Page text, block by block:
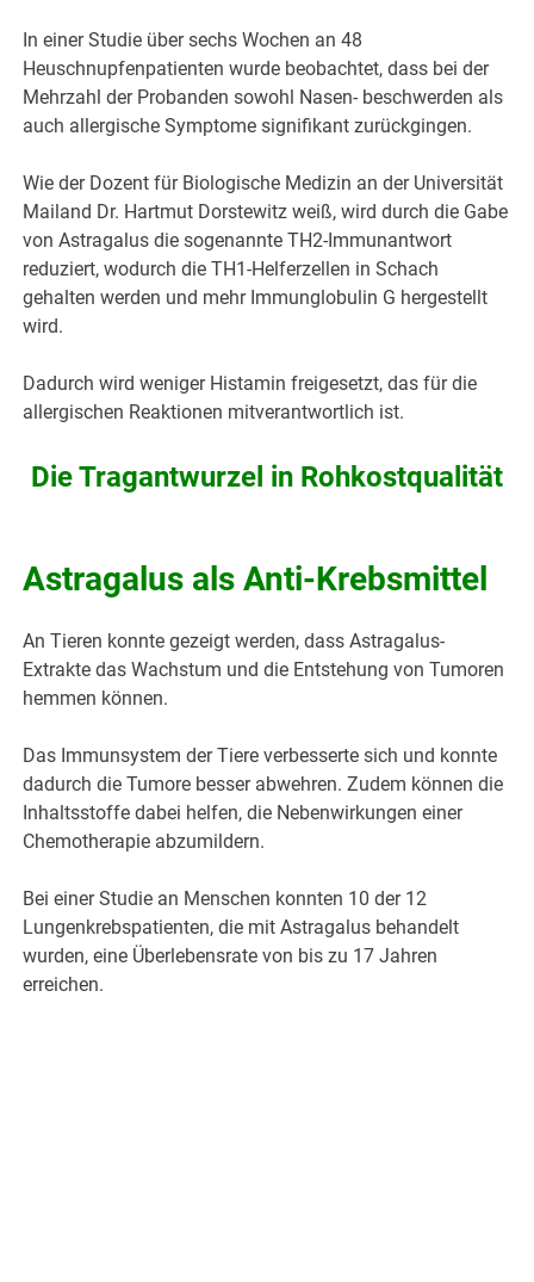
In einer Studie über sechs Wochen an 48
Heuschnupfenpatienten wurde beobachtet, dass bei der
Mehrzahl der Probanden sowohl Nasen- beschwerden als
auch allergische Symptome signifikant zurückgingen.
Wie der Dozent für Biologische Medizin an der Universität
Mailand Dr. Hartmut Dorstewitz weiß, wird durch die Gabe
von Astragalus die sogenannte TH2-Immunantwort
reduziert, wodurch die TH1-Helferzellen in Schach
gehalten werden und mehr Immunglobulin G hergestellt
wird.
Dadurch wird weniger Histamin freigesetzt, das für die
allergischen Reaktionen mitverantwortlich ist.
Die Tragantwurzel in Rohkostqualität
Astragalus als Anti-Krebsmittel
An Tieren konnte gezeigt werden, dass Astragalus-
Extrakte das Wachstum und die Entstehung von Tumoren
hemmen können.
Das Immunsystem der Tiere verbesserte sich und konnte
dadurch die Tumore besser abwehren. Zudem können die
Inhaltsstoffe dabei helfen, die Nebenwirkungen einer
Chemotherapie abzumildern.
Bei einer Studie an Menschen konnten 10 der 12
Lungenkrebspatienten, die mit Astragalus behandelt
wurden, eine Überlebensrate von bis zu 17 Jahren
erreichen.